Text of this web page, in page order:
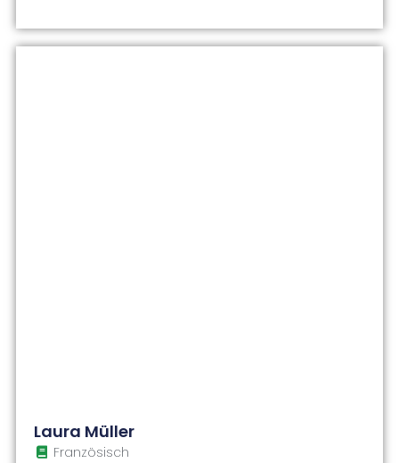
Laura Müller
Französisch